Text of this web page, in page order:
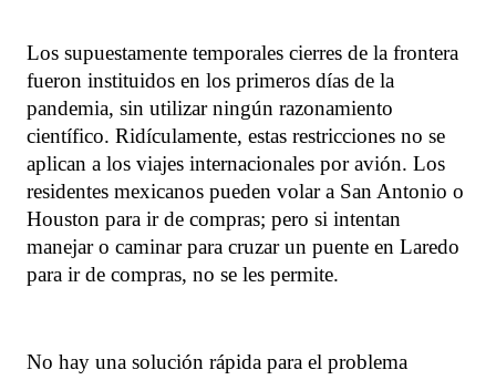
Los supuestamente temporales cierres de la frontera
fueron instituidos en los primeros días de la
pandemia, sin utilizar ningún razonamiento
científico. Ridículamente, estas restricciones no se
aplican a los viajes internacionales por avión. Los
residentes mexicanos pueden volar a San Antonio o
Houston para ir de compras; pero si intentan
manejar o caminar para cruzar un puente en Laredo
para ir de compras, no se les permite.
No hay una solución rápida para el problema